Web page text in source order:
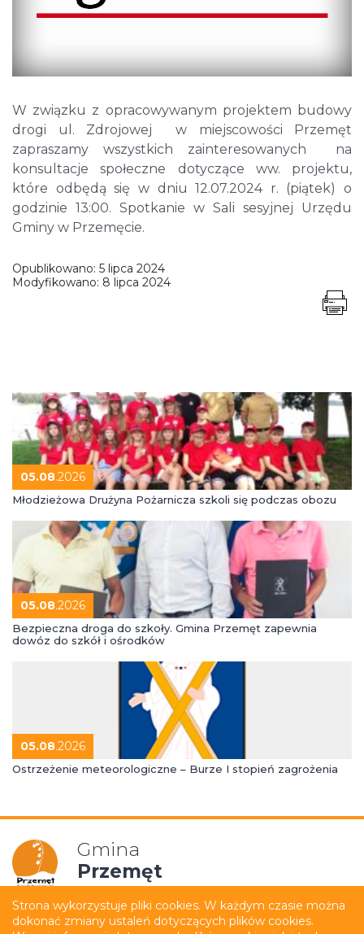
W związku z opracowywanym projektem budowy
drogi ul. Zdrojowej w miejscowości Przemęt
zapraszamy wszystkich zainteresowanych na
konsultacje społeczne dotyczące ww. projektu,
które odbędą się w dniu 12.07.2024 r. (piątek) o
godzinie 13:00. Spotkanie w Sali sesyjnej Urzędu
Gminy w Przemęcie.
Opublikowano: 5 lipca 2024
Modyfikowano: 8 lipca 2024
05.08.2026
Młodzieżowa Drużyna Pożarnicza szkoli się podczas obozu
05.08.2026
Bezpieczna droga do szkoły. Gmina Przemęt zapewnia
dowóz do szkół i ośrodków
05.08.2026
Ostrzeżenie meteorologiczne – Burze I stopień zagrożenia
Gmina
Przemęt
Mapa strony Polityka prywatności
Strona wykorzystuje pliki cookies. W każdym czasie można
dokonać zmiany ustaleń dotyczących plików cookies.